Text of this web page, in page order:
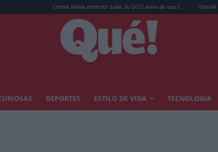
Crema Nivea protector solar: la OCU avisa de que l... OpenAI modelo
DEPORTES ESTILO DE VIDA TECNOLOGÍA